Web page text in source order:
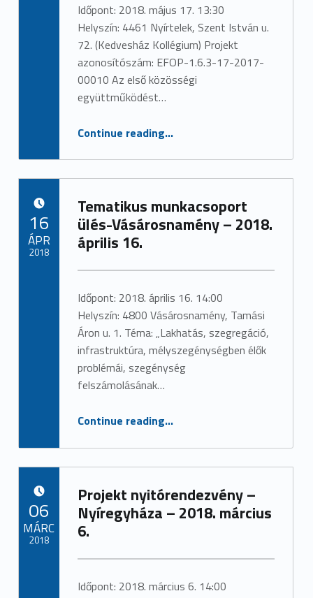
Időpont: 2018. május 17. 13:30
Helyszín: 4461 Nyírtelek, Szent István u.
72. (Kedvesház Kollégium) Projekt
azonosítószám: EFOP-1.6.3-17-2017-
00010 Az első közösségi
együttműködést…
Continue reading“Közösségi együttműködést erősítő rendezvény – Nyírtelek – 2018. május 17.”
…
Tematikus munkacsoport
ülés-Vásárosnamény – 2018.
április 16.
Időpont: 2018. április 16. 14:00
Helyszín: 4800 Vásárosnamény, Tamási
Áron u. 1. Téma: „Lakhatás, szegregáció,
infrastruktúra, mélyszegénységben élők
problémái, szegénység
felszámolásának…
Continue reading“Tematikus munkacsoport ülés-Vásárosnamény – 2018. április 16.”
…
16
ÁPR
2018
Projekt nyitórendezvény –
Nyíregyháza – 2018. március
6.
Időpont: 2018. március 6. 14:00
06
MÁRC
2018